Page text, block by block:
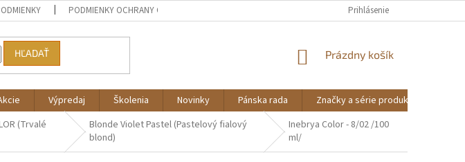
PODMIENKY OCHRANY OSOBNÝCH ÚDAJOV Prihlásenie
HĽADAŤ
NÁKUPNÝ
Prázdny košík
Výpredaj Školenia Novinky Pánska rada Značky a série produktov
(Trvalé
Blonde Violet Pastel (Pastelový fialový
blond)
Inebrya Color - 8/02 /100
ml/